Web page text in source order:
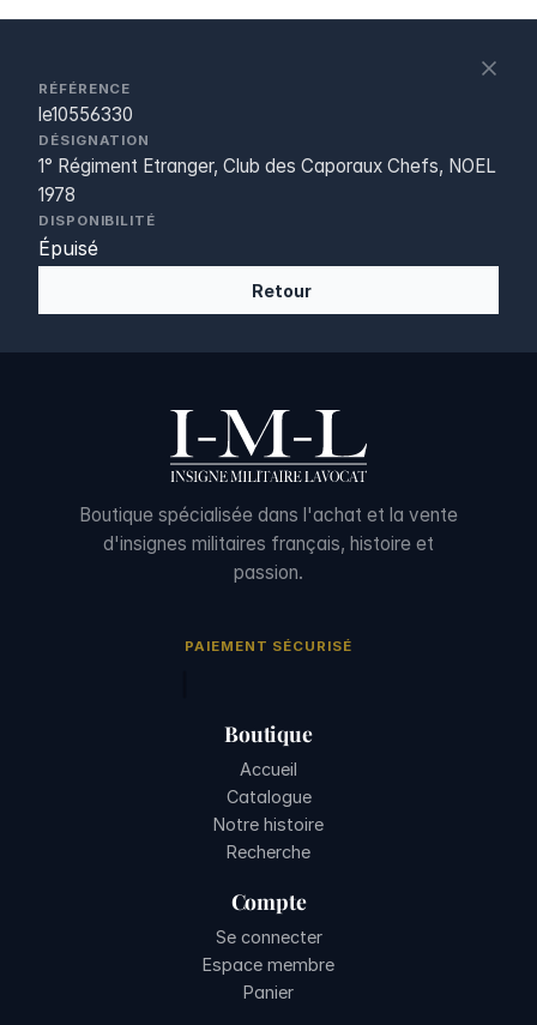
RÉFÉRENCE
le10556330
DÉSIGNATION
1° Régiment Etranger, Club des Caporaux Chefs, NOEL
1978
DISPONIBILITÉ
Épuisé
Retour
Boutique spécialisée dans l'achat et la vente
d'insignes militaires français, histoire et
passion.
PAIEMENT SÉCURISÉ
Boutique
Accueil
Catalogue
Notre histoire
Recherche
Compte
Se connecter
Espace membre
Panier